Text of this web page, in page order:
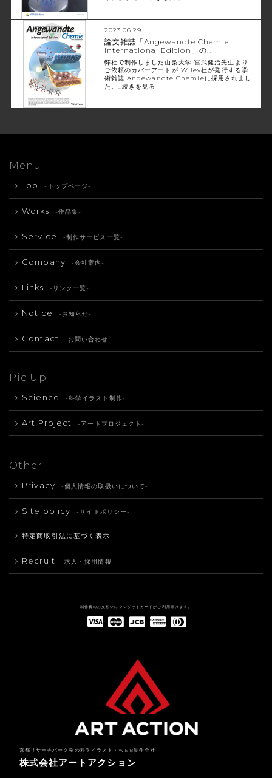
2023.06.29
論文雑誌「Angewandte Chemie
International Edition」の…
弊社で制作しました山梨大学 宮武健治先生より
ご依頼のカバーアートが Wiley社が発行する学
術雑誌 Angewandte Chemieに採用されまし
た。…続きを見る
Menu
Top -トップページ-
Works -作品集-
Service -制作サービス一覧-
Company -会社案内-
Links -リンク一覧-
Notice -お知らせ-
Contact -お問い合わせ-
Pic Up
Science -科学イラスト制作-
Art Project -アートプロジェクト-
Other
Privacy -個人情報の取扱いについて-
Site policy -サイトポリシー-
特定商取引法に基づく表示
Recruit -求人・採用情報-
制作費のお支払いにクレジットカードがご利用頂けます。
京都リサーチパーク発の科学イラスト・WEB制作会社
株式会社アートアクション